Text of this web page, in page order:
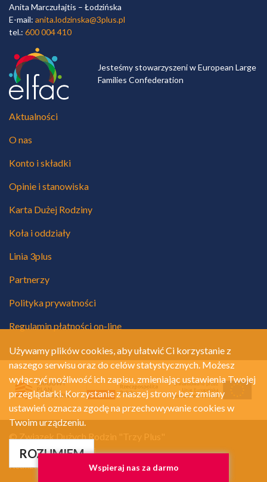
Anita Marczułajtis – Łodzińska
E-mail: anita.lodzinska@3plus.pl
tel.: 600 004 410
Jesteśmy stowarzyszeni w European Large
Families Confederation
Aktualności
O nas
Konto i składki
Opinie i stanowiska
Karta Dużej Rodziny
Koła i oddziały
Linia 3plus
Partnerzy
Polityka prywatności
Regulamin płatności on-line
© Związek Dużych Rodzin "Trzy Plus"
Polityka prywatności
Realizacja:
Używamy plików cookies, aby ułatwić Ci korzystanie z
naszego serwisu oraz do celów statystycznych. Możesz
wyłączyć możliwość ich zapisu, zmieniając ustawienia Twojej
przeglądarki. Korzystanie z naszej strony bez zmiany
ustawień oznacza zgodę na przechowywanie cookies w
Twoim urządzeniu.
ROZUMIEM
Wspieraj nas za darmo